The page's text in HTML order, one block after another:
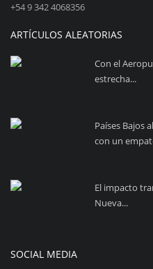
+54 9 342 4068356
ARTÍCULOS ALEATORIAS
Con el
estrecha...
Países Bajos
con un
El impacto
Nueva...
SOCIAL MEDIA